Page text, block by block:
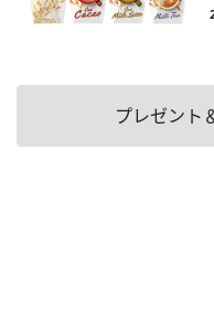
プレゼント